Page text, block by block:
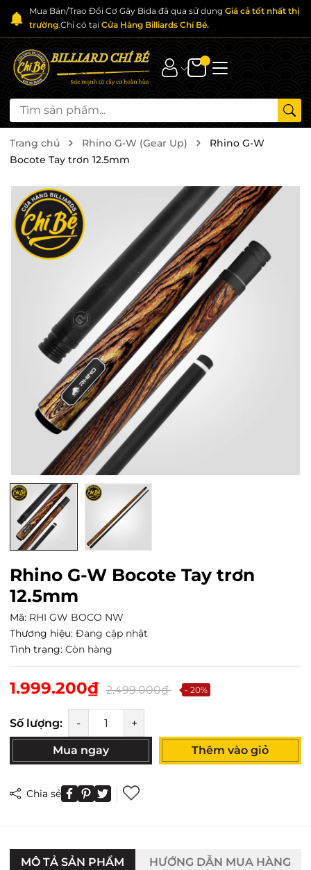
Mua Bán/Trao Đổi Cơ Gậy Bida đã qua sử dụng Giá cả tốt nhất thị
trường.Chỉ có tại Cửa Hàng Billiards Chí Bé.
Trang chủ Rhino G-W (Gear Up)
Rhino G-W
Bocote Tay trơn 12.5mm
Rhino G-W Bocote Tay trơn
12.5mm
Mã: RHI GW BOCO NW
Thương hiệu: Đang cập nhật
Tình trạng: Còn hàng
1.999.200₫ 2.499.000₫ - 20%
Số lượng: - +
Mua ngay Thêm vào giỏ
Chia sẻ
MÔ TẢ SẢN PHẨM HƯỚNG DẪN MUA HÀNG